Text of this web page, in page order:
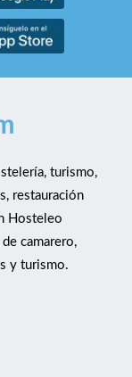
turismo,
restauración
Hosteleo
camarero,
y turismo.